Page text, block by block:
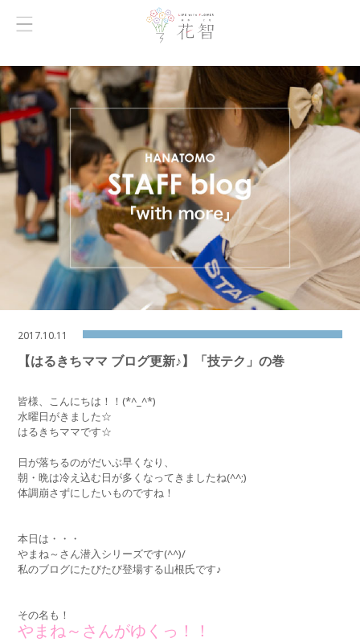
2017.10.11
【はるきちママ ブログ更新♪】「技テク」の巻
皆様、こんにちは！！(*^_^*)
水曜日がきました☆
はるきちママです☆
日が落ちるのがだいぶ早くなり、
朝・晩は冷え込む日が多くなってきましたね(^^;)
体調崩さずにしたいものですね！
本日は・・・
やまね～さん潜入シリーズです(^^)/
私のブログにたびたび登場する山根氏です♪
その名も！
やまね～さんがゆくっ！！